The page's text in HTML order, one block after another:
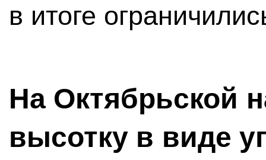
в итоге
На Октябрьской
высотку в виде